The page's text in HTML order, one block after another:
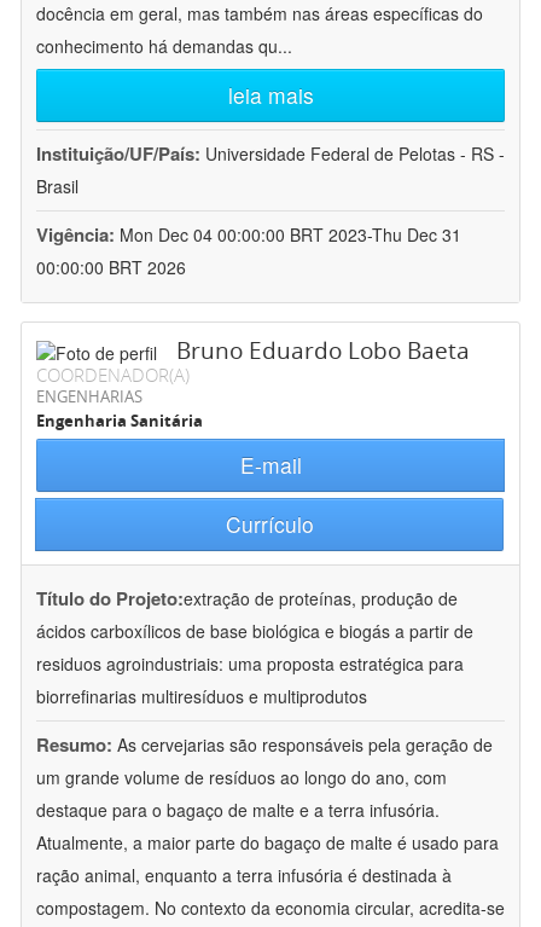
docência em geral, mas também nas áreas específicas do
conhecimento há demandas qu...
leia mais
Instituição/UF/País: Universidade Federal de Pelotas - RS -
Brasil
Vigência: Mon Dec 04 00:00:00 BRT 2023-Thu Dec 31
00:00:00 BRT 2026
Bruno Eduardo Lobo Baeta
COORDENADOR(A)
ENGENHARIAS
Engenharia Sanitária
E-mail
Currículo
Título do Projeto:extração de proteínas, produção de
ácidos carboxílicos de base biológica e biogás a partir de
residuos agroindustriais: uma proposta estratégica para
biorrefinarias multiresíduos e multiprodutos
Resumo: As cervejarias são responsáveis pela geração de
um grande volume de resíduos ao longo do ano, com
destaque para o bagaço de malte e a terra infusória.
Atualmente, a maior parte do bagaço de malte é usado para
ração animal, enquanto a terra infusória é destinada à
compostagem. No contexto da economia circular, acredita-se